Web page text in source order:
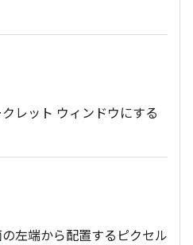
レット ウィンドウにする
左端から配置するピクセル